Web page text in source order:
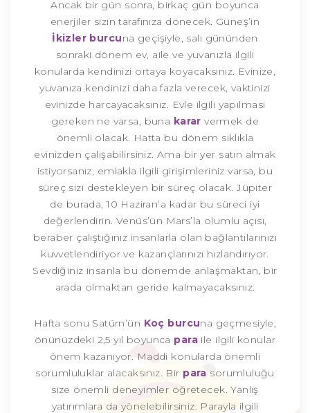
Ancak bir gün sonra, birkaç gün boyunca
enerjiler sizin tarafınıza dönecek. Güneş’in
İkizler burcuna geçişiyle, salı gününden
sonraki dönem ev, aile ve yuvanızla ilgili
konularda kendinizi ortaya koyacaksınız. Evinize,
yuvanıza kendinizi daha fazla verecek, vaktinizi
evinizde harcayacaksınız. Evle ilgili yapılması
gereken ne varsa, buna karar vermek de
önemli olacak. Hatta bu dönem sıklıkla
evinizden çalışabilirsiniz. Ama bir yer satın almak
istiyorsanız, emlakla ilgili girişimleriniz varsa, bu
süreç sizi destekleyen bir süreç olacak. Jüpiter
de burada, 10 Haziran’a kadar bu süreci iyi
değerlendirin. Venüs’ün Mars’la olumlu açısı,
beraber çalıştığınız insanlarla olan bağlantılarınızı
kuvvetlendiriyor ve kazançlarınızı hızlandırıyor.
Sevdiğiniz insanla bu dönemde anlaşmaktan, bir
arada olmaktan geride kalmayacaksınız.
Hafta sonu Satürn’ün Koç burcuna geçmesiyle,
önünüzdeki 2,5 yıl boyunca para ile ilgili konular
önem kazanıyor. Maddi konularda önemli
sorumluluklar alacaksınız. Bir para sorumluluğu
size önemli deneyimler öğretecek. Yanlış
yatırımlara da yönelebilirsiniz. Parayla ilgili